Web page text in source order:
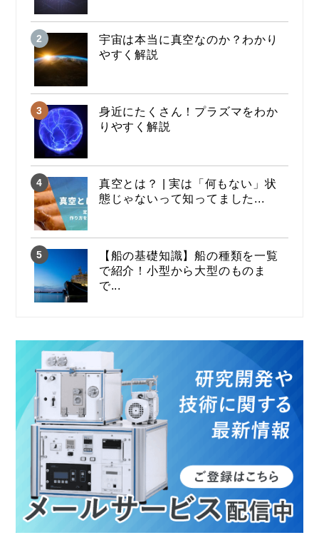
宇宙は本当に真空なのか？わかり
やすく解説
身近にたくさん！プラズマをわか
りやすく解説
真空とは？ | 実は「何もない」状
態じゃないって知ってました...
【船の基礎知識】船の種類を一覧
で紹介！小型から大型のものま
で...